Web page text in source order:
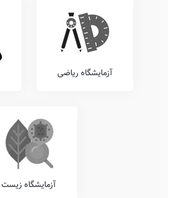
آزمایشگاه ریاضی
آزمایشگاه زیست